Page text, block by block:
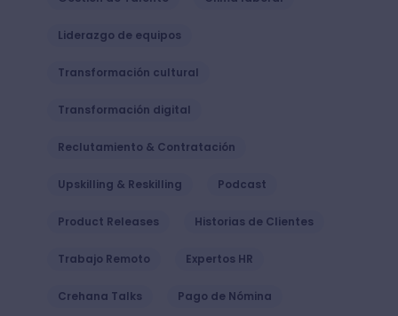
Liderazgo de equipos
Transformación cultural
Transformación digital
Reclutamiento & Contratación
Upskilling & Reskilling Podcast
Product Releases Historias de Clientes
Trabajo Remoto Expertos HR
Crehana Talks Pago de Nómina